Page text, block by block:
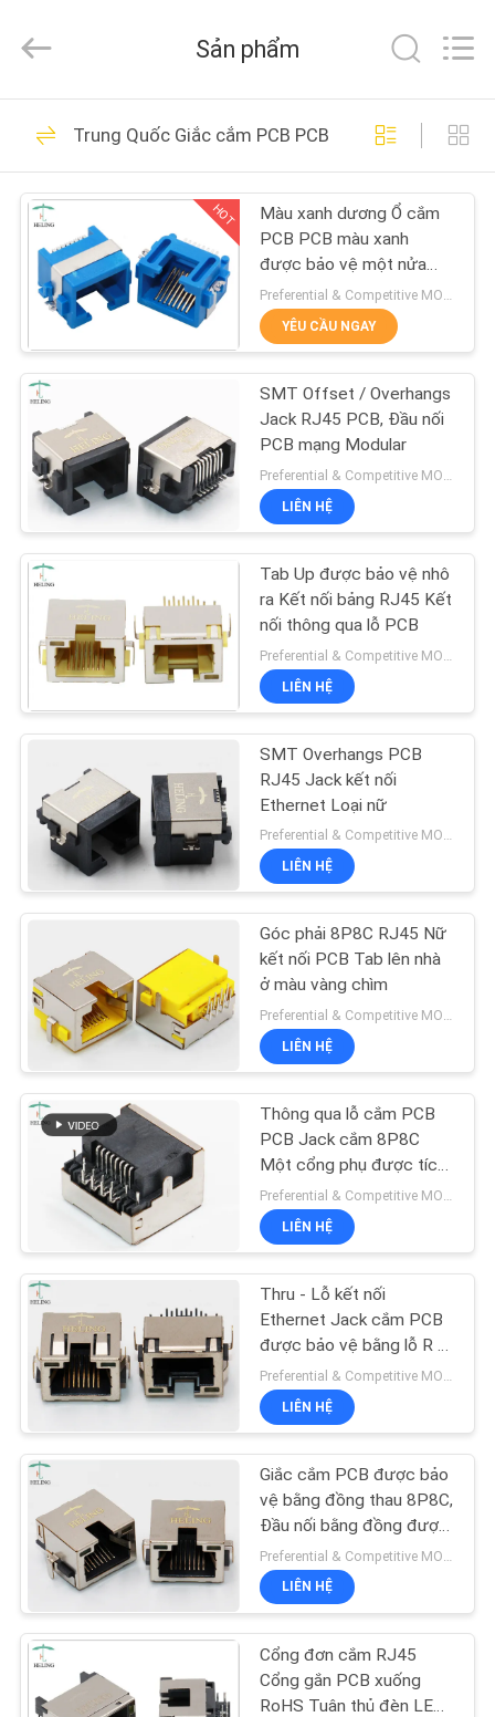
TRANG
CHỦ
CÁC
SẢN
PHẨM
VỀ
CHÚNG
TÔI
THAM
QUAN
NHÀ
MÁY
KIỂM
SOÁT
CHẤT
LƯỢNG
LIÊN
HỆ
CHÚNG
TÔI
YÊU
CẦU
BÁO
SƠ
ĐỒ
TRANG
WEB
CHÍNH
SÁCH
BẢO
MẬT
Ltd..
Reserved.
Đầu nối nữ RJ45
118
Tích hợp từ tính
RJ45
13
Cấu hình thấp
30
Giắc cắm PCB PCB
16
RJ45 100Base T
11
1000Base T RJ45
12
Jack cắm dọc
22
Sản phẩm
Trung Quốc Giắc cắm PCB PCB
HOT
Màu xanh dương Ổ cắm
PCB PCB màu xanh
được bảo vệ một nửa
Thiết bị đầu cuối 1.27mm
cho Ethernet
Preferential & Competitive MOQ:3000
YÊU CẦU NGAY
SMT Offset / Overhangs
Jack RJ45 PCB, Đầu nối
PCB mạng Modular
LIÊN HỆ
Tab Up được bảo vệ nhô
ra Kết nối bảng RJ45 Kết
nối thông qua lỗ PCB
LIÊN HỆ
SMT Overhangs PCB
RJ45 Jack kết nối
Ethernet Loại nữ
Preferential & Competitive MOQ:1000
LIÊN HỆ
Góc phải 8P8C RJ45 Nữ
kết nối PCB Tab lên nhà
ở màu vàng chìm
Preferential & Competitive MOQ:1000
LIÊN HỆ
Thông qua lỗ cắm PCB
PCB Jack cắm 8P8C
Một cổng phụ được tích
hợp đèn LED
LIÊN HỆ
Thru - Lỗ kết nối
Ethernet Jack cắm PCB
được bảo vệ bằng lỗ R /
A với các tab EMI
LIÊN HỆ
Giắc cắm PCB được bảo
vệ bằng đồng thau 8P8C,
Đầu nối bằng đồng được
bảo vệ bằng đồng thau
LIÊN HỆ
Cổng đơn cắm RJ45
Cổng gắn PCB xuống
RoHS Tuân thủ đèn LED